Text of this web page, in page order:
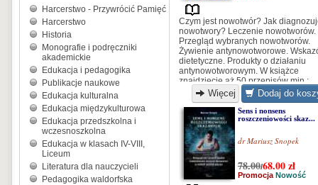
Harcerstwo - Przywrócić Pamięć
Harcerstwo
Historia
Monografie i podręczniki
akademickie
Edukacja i pedagogika
Publikacje naukowe
Edukacja kulturalna
Edukacja międzykulturowa
Edukacja przedszkolna i
wczesnoszkolna
Edukacja w klasach IV-VIII,
Liceum
Literatura dla nauczycieli
Pedagogika waldorfska
Czym jest nowotwór? Jak
nowotwory? Leczenie nowotworów.
Przegląd wybranych nowotworów.
Żywienie antynowotworowe.
dietetyczne. Produkty o działaniu
antynowotworowym. W książce
znajdziecie aż 50 przepisów min.:
sałatka owocowa, omlet owsiany z
żurawiną, kanapki z pastą jajeczną,
szaszłyki drobiowe z ryżem, oraz
więcej.
Więcej Dodaj do
Sens i nonsens
roszczeniowości skaz...
dr Mariusz Snopek
78.00/68.00zł
Promocja Nowość